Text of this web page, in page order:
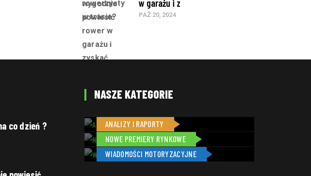
w garażu i z
PAŹ 20, 2024
co dzień ?
NASZE KATEGORIE
ANALIZY I RAPORTY
NOWE PREMIERY RYNKOWE
WIADOMOŚCI MOTORYZACYJNE